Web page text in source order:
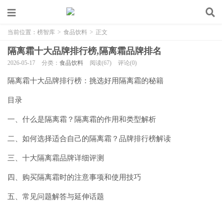
当前位置： 榜智库 > 食品饮料 > 正文
隔离霜十大品牌排行榜,隔离霜品牌排名
2026-05-17 分类： 食品饮料 阅读(67) 评论(0)
隔离霜十大品牌排行榜：挑选好用隔离霜的秘籍
目录
一、什么是隔离霜？隔离霜的作用和类型解析
二、如何选择适合自己的隔离霜？品牌排行榜解读
三、十大隔离霜品牌详细评测
四、购买隔离霜时的注意事项和使用技巧
五、常见问题解答与延伸话题